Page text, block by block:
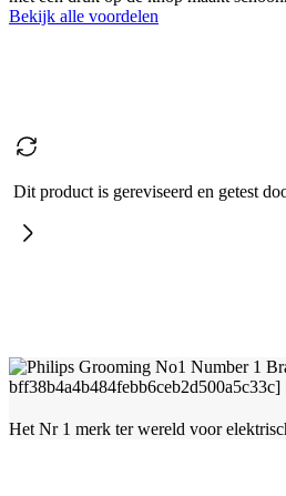
Bekijk alle voordelen
Dit product is gereviseerd en getest
Het Nr 1 merk ter wereld voor